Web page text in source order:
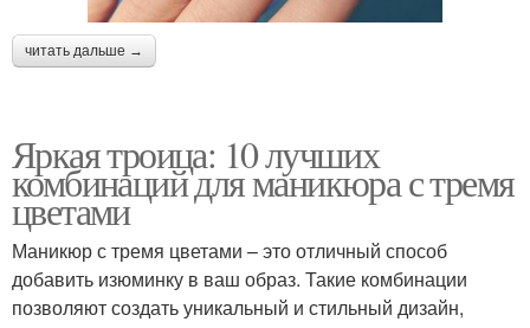
читать дальше →
Яркая троица: 10 лучших
комбинаций для маникюра с тремя
цветами
Маникюр с тремя цветами – это отличный способ
добавить изюминку в ваш образ. Такие комбинации
позволяют создать уникальный и стильный дизайн,